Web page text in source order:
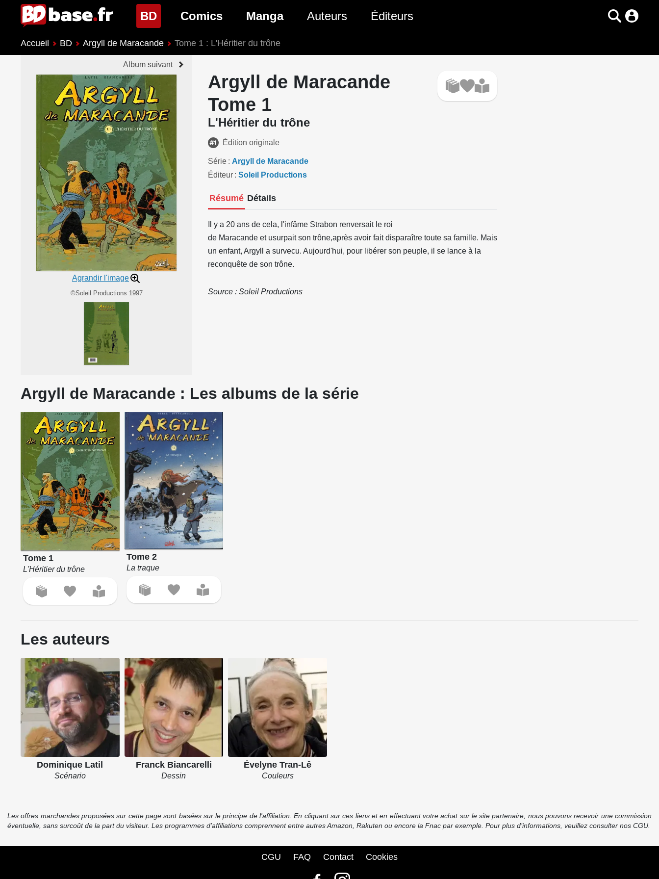
BD(page courante)
Nouveautés BD
Prochaines sorties BD
Genres BD
Comics
Nouveautés Comics
Genres Comics
Manga
Nouveautés Manga
Auteurs Éditeurs
Accueil BD Argyll de Maracande Tome 1 : L'Héritier du trône
Album suivant
Agrandir l'image
©Soleil Productions 1997
Argyll de Maracande
Tome 1
L'Héritier du trône
Édition originale
Série
Argyll de Maracande
Éditeur
Soleil Productions
Résumé Détails
Il y a 20 ans de cela, l'infâme Strabon renversait le roi
de Maracande et usurpait son trône,après avoir fait disparaître toute sa famille. Mais
un enfant, Argyll a survecu. Aujourd'hui, pour libérer son peuple, il se lance à la
reconquête de son trône.
Source : Soleil Productions
Argyll de Maracande : Les albums de la série
Tome 1
L'Héritier du trône
Tome 2
La traque
Les auteurs
Dominique Latil
Scénario
Franck Biancarelli
Dessin
Évelyne Tran-Lê
Couleurs
Les offres marchandes proposées sur cette page sont basées sur le principe de l'affiliation. En cliquant sur ces liens et en effectuant votre achat sur le site partenaire, nous pouvons recevoir une commission
éventuelle, sans surcoût de la part du visiteur. Les programmes d’affiliations comprennent entre autres Amazon, Rakuten ou encore la Fnac par exemple. Pour plus d’informations, veuillez consulter nos CGU.
CGU FAQ Contact Cookies